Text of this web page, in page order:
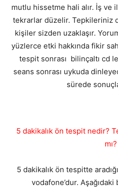
mutlu hissetme hali alır. İş ve
tekrarlar düzelir. Tepkileriniz
kişiler sizden uzaklaşır.
yüzlerce etki hakkında fikir
tespit sonrası bilinçaltı cd
seans sonrası uykuda
sürede
5 dakikalık ön tespit nedir?
mı?
5 dakikalık ön tespitte
vodafone’dur.